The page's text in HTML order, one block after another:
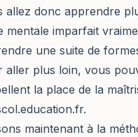
allez donc apprendre
mentale imparfait
une suite de
aller plus loin, vous
la place de la
.
maintenant à la